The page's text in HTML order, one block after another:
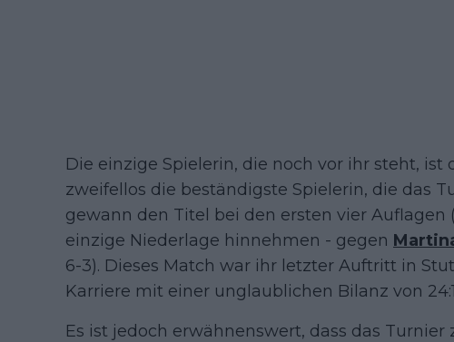
Die einzige Spielerin, die noch vor ihr steht, ist
zweifellos die beständigste Spielerin, die das
gewann den Titel bei den ersten vier Auflagen
einzige Niederlage hinnehmen - gegen
6-3). Dieses Match war ihr letzter Auftritt in
Karriere mit einer unglaublichen Bilanz von
Es ist jedoch erwähnenswert, dass das